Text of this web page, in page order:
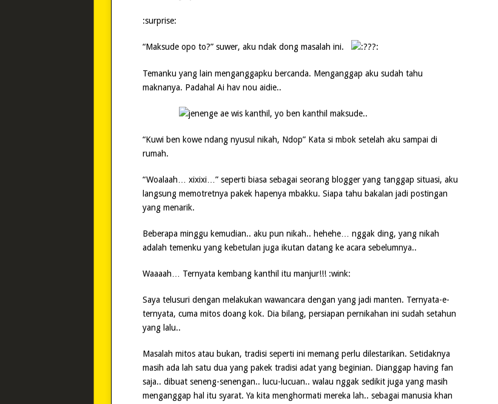
:surprise:
“Maksude opo to?” suwer, aku ndak dong masalah ini.
Temanku yang lain menganggapku bercanda. Menganggap aku sudah tahu
maknanya. Padahal Ai hav nou aidie..
“Kuwi ben kowe ndang nyusul nikah, Ndop” Kata si mbok setelah aku sampai di
rumah.
“Woalaah… xixixi…” seperti biasa sebagai seorang blogger yang tanggap situasi, aku
langsung memotretnya pakek hapenya mbakku. Siapa tahu bakalan jadi postingan
yang menarik.
Beberapa minggu kemudian.. aku pun nikah.. hehehe… nggak ding, yang nikah
adalah temenku yang kebetulan juga ikutan datang ke acara sebelumnya..
Waaaah… Ternyata kembang kanthil itu manjur!!! :wink:
Saya telusuri dengan melakukan wawancara dengan yang jadi manten. Ternyata-e-
ternyata, cuma mitos doang kok. Dia bilang, persiapan pernikahan ini sudah setahun
yang lalu..
Masalah mitos atau bukan, tradisi seperti ini memang perlu dilestarikan. Setidaknya
masih ada lah satu dua yang pakek tradisi adat yang beginian. Dianggap having fan
saja.. dibuat seneng-senengan.. lucu-lucuan.. walau nggak sedikit juga yang masih
menganggap hal itu syarat. Ya kita menghormati mereka lah.. sebagai manusia khan